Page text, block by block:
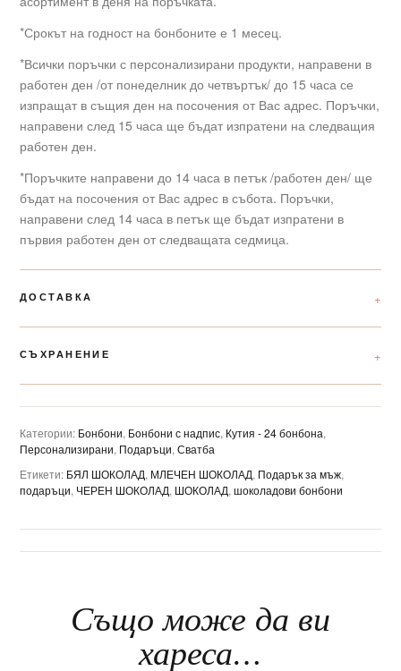
*Срокът на годност на бонбоните е 1 месец.
*Всички поръчки с персонализирани продукти, направени в
работен ден /от понеделник до четвъртък/ до 15 часа се
изпращат в същия ден на посочения от Вас адрес. Поръчки,
направени след 15 часа ще бъдат изпратени на следващия
работен ден.
*Поръчките направени до 14 часа в петък /работен ден/ ще
бъдат на посочения от Вас адрес в събота. Поръчки,
направени след 14 часа в петък ще бъдат изпратени в
първия работен ден от следващата седмица.
ДОСТАВКА
СЪХРАНЕНИЕ
Категории: Бонбони, Бонбони с надпис, Кутия - 24 бонбона,
Персонализирани, Подаръци, Сватба
Етикети: БЯЛ ШОКОЛАД, МЛЕЧЕН ШОКОЛАД, Подарък за мъж,
подаръци, ЧЕРЕН ШОКОЛАД, ШОКОЛАД, шоколадови бонбони
Също може да ви
хареса…